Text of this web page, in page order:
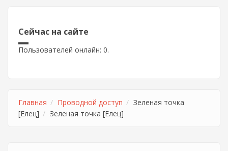
Сейчас на сайте
Пользователей онлайн: 0.
Главная Проводной доступ
Зеленая точка
[Елец]
Зеленая точка [Елец]